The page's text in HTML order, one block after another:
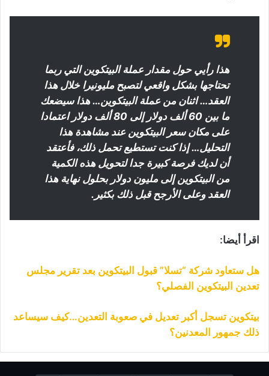
هذا رأيي حول مقدار عملة البيتكوين التي ربما
تحتاجها بشكل واقعي لتصبح مليونيرا خلال هذا
العقد… اثنان من عملة البيتكوين… هذا سيضعك
ما بين 60 ألف دولار إلى 80 ألف دولار اعتمادا
على مكان سعر البيتكوين عند مشاهدة هذا
التحليل… إذا كنت تستطيع تحمل ذلك، فأعتقد
أن لديك فرصة كبيرة جدا لتحويل هذه الكمية
من البيتكوين إلى مليون دولار بحلول نهاية هذا
العقد وعلى الأرجح قبل ذلك بكثير.
اقرأ أيضا:
هل ستعاود شركة “تسلا” قبول البيتكوين بعد تقرير مجلس
تعدين البيتكوين الفصلي؟
بيتكوين تسجل أكبر تعديل في صعوبة التعدين…كيف سيساعد
ذلك جمهور المعدنين؟